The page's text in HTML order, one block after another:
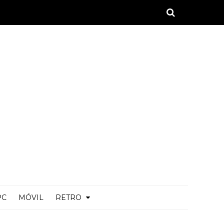
MÓVIL RETRO